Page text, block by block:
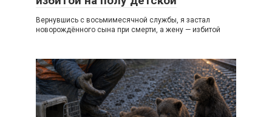
Вернувшись с восьмимесячной службы, я застал
новорождённого сына при смерти, а жену — избитой